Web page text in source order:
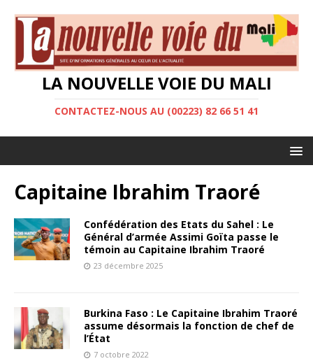
LA NOUVELLE VOIE DU MALI
CONTACTEZ-NOUS AU (00223) 82 66 51 41
Capitaine Ibrahim Traoré
Confédération des Etats du Sahel : Le
Général d’armée Assimi Goïta passe le
témoin au Capitaine Ibrahim Traoré
23 décembre 2025
Burkina Faso : Le Capitaine Ibrahim Traoré
assume désormais la fonction de chef de
l’État
7 octobre 2022